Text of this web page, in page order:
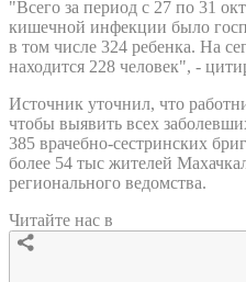
"Всего за период с 27 по 31
кишечной инфекции было
в том числе 324 ребенка. На
находится 228 человек", -
Источник уточнил, что
чтобы выявить всех
385 врачебно-сестринских
более 54 тыс жителей
регионального ведомства.
Читайте нас в